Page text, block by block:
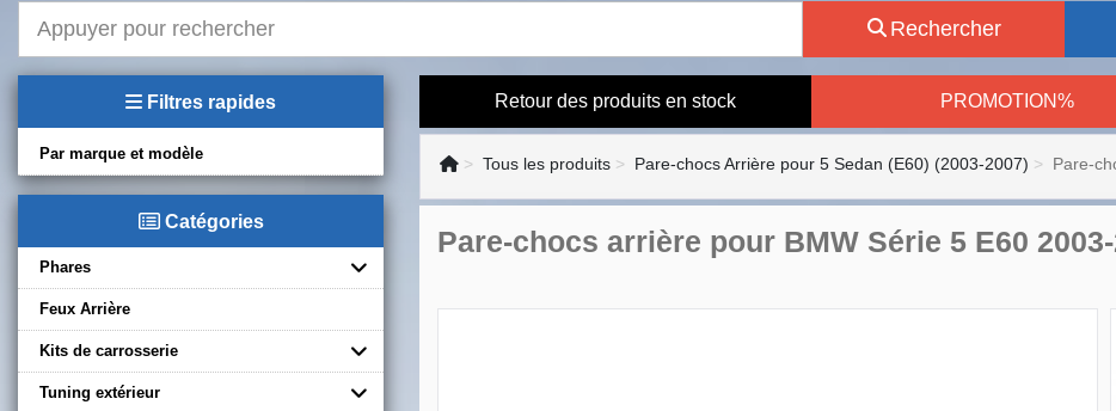
Rechercher
Filtres rapides
Par marque et modèle
Catégories
Phares
Feux Arrière
Kits de carrosserie
Tuning extérieur
Retour des produits en stock PROMOTION%
Tous les produits Pare-chocs Arrière pour 5 Sedan (E60) (2003-2007) Pare-
Pare-chocs arrière pour BMW Série 5 E60